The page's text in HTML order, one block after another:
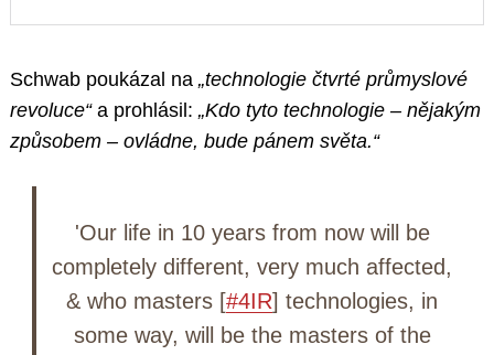
Schwab poukázal na „technologie čtvrté průmyslové
revoluce“a prohlásil: „Kdo tyto technologie – nějakým
způsobem – ovládne, bude pánem světa.“
'Our life in 10 years from now will be
completely different, very much affected,
& who masters [#4IR] technologies, in
some way, will be the masters of the